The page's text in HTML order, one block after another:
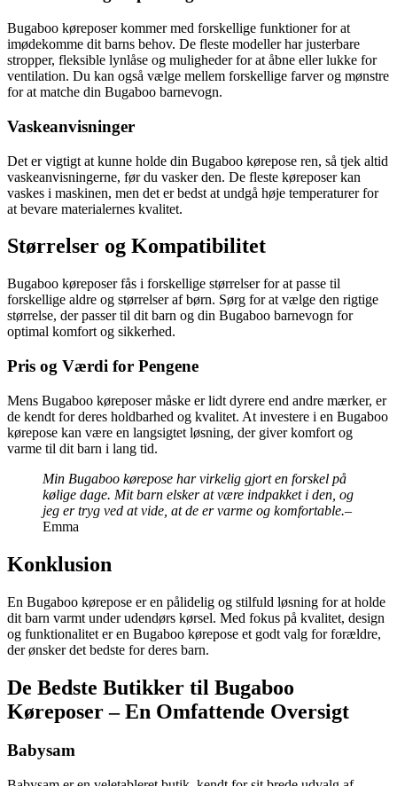
Bugaboo køreposer kommer med forskellige funktioner for at
imødekomme dit barns behov. De fleste modeller har justerbare
stropper, fleksible lynlåse og muligheder for at åbne eller lukke for
ventilation. Du kan også vælge mellem forskellige farver og mønstre
for at matche din Bugaboo barnevogn.
Vaskeanvisninger
Det er vigtigt at kunne holde din Bugaboo kørepose ren, så tjek altid
vaskeanvisningerne, før du vasker den. De fleste køreposer kan
vaskes i maskinen, men det er bedst at undgå høje temperaturer for
at bevare materialernes kvalitet.
Størrelser og Kompatibilitet
Bugaboo køreposer fås i forskellige størrelser for at passe til
forskellige aldre og størrelser af børn. Sørg for at vælge den rigtige
størrelse, der passer til dit barn og din Bugaboo barnevogn for
optimal komfort og sikkerhed.
Pris og Værdi for Pengene
Mens Bugaboo køreposer måske er lidt dyrere end andre mærker, er
de kendt for deres holdbarhed og kvalitet. At investere i en Bugaboo
kørepose kan være en langsigtet løsning, der giver komfort og
varme til dit barn i lang tid.
Min Bugaboo kørepose har virkelig gjort en forskel på
kølige dage. Mit barn elsker at være indpakket i den, og
jeg er tryg ved at vide, at de er varme og komfortable.–
Emma
Konklusion
En Bugaboo kørepose er en pålidelig og stilfuld løsning for at holde
dit barn varmt under udendørs kørsel. Med fokus på kvalitet, design
og funktionalitet er en Bugaboo kørepose et godt valg for forældre,
der ønsker det bedste for deres barn.
De Bedste Butikker til Bugaboo
Køreposer – En Omfattende Oversigt
Babysam